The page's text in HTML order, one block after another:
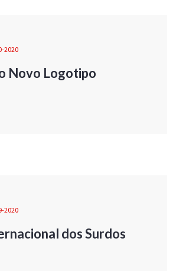
2020
Novo Logotipo
2020
dos Surdos